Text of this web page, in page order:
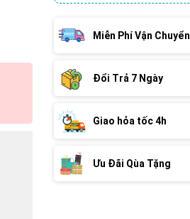
Miễn Phí Vận Chuyển
Đổi Trả 7 Ngày
Giao hỏa tốc 4h
Ưu Đãi Qùa Tặng